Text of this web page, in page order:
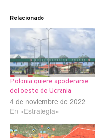
Relacionado
Polonia quiere apoderarse
del oeste de Ucrania
4 de noviembre de 2022
En «Estrategia»